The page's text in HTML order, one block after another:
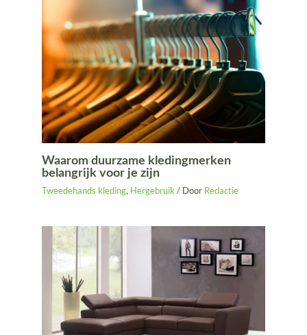
Waarom duurzame kledingmerken
belangrijk voor je zijn
Tweedehands kleding, Hergebruik/ Door Redactie